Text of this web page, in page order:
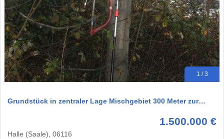
1 / 3
Grundstück in zentraler Lage Mischgebiet 300 Meter zur…
1.500.000 €
Halle (Saale), 06116